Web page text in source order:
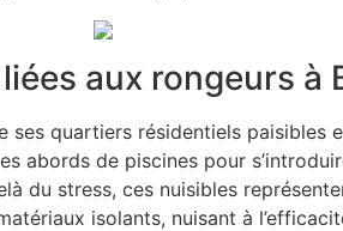
aux rongeurs à
ses quartiers résidentiels paisibles
abords de piscines pour
du stress, ces nuisibles
isolants, nuisant à